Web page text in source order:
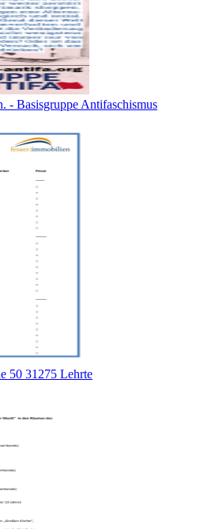
- Basisgruppe Antifaschismus
50 31275 Lehrte